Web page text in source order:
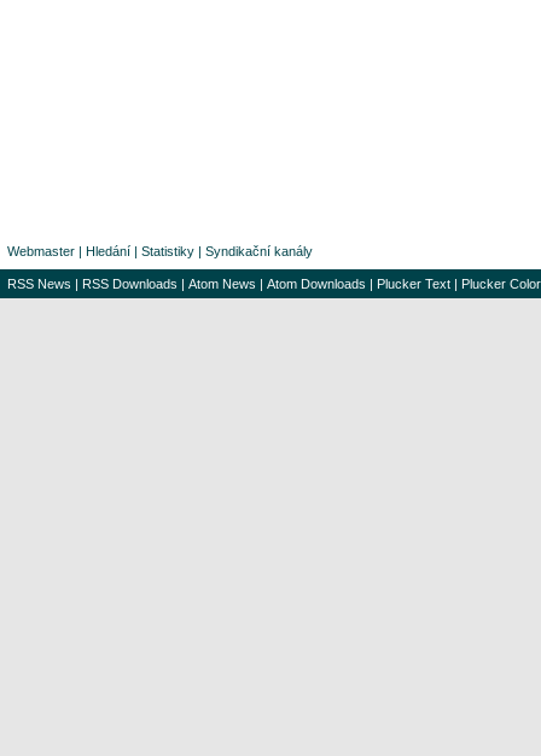
Webmaster | Hledání | Statistiky | Syndikační kanály
RSS News | RSS Downloads | Atom News | Atom Downloads | Plucker Text | Plucker Color